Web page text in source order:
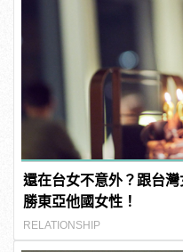
還在台女不意外？跟台
勝東亞他國女性！
RELATIONSHIP